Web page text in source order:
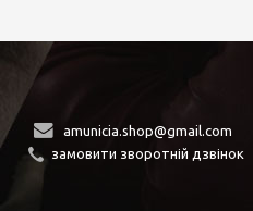
amunicia.shop@gmail.com
замовити зворотній дзвінок